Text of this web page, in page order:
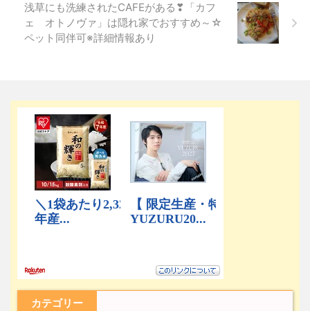
浅草にも洗練されたCAFEがある❣「カフ
ェ オトノヴァ」は隠れ家でおすすめ～☆
ペット同伴可※詳細情報あり
カテゴリー